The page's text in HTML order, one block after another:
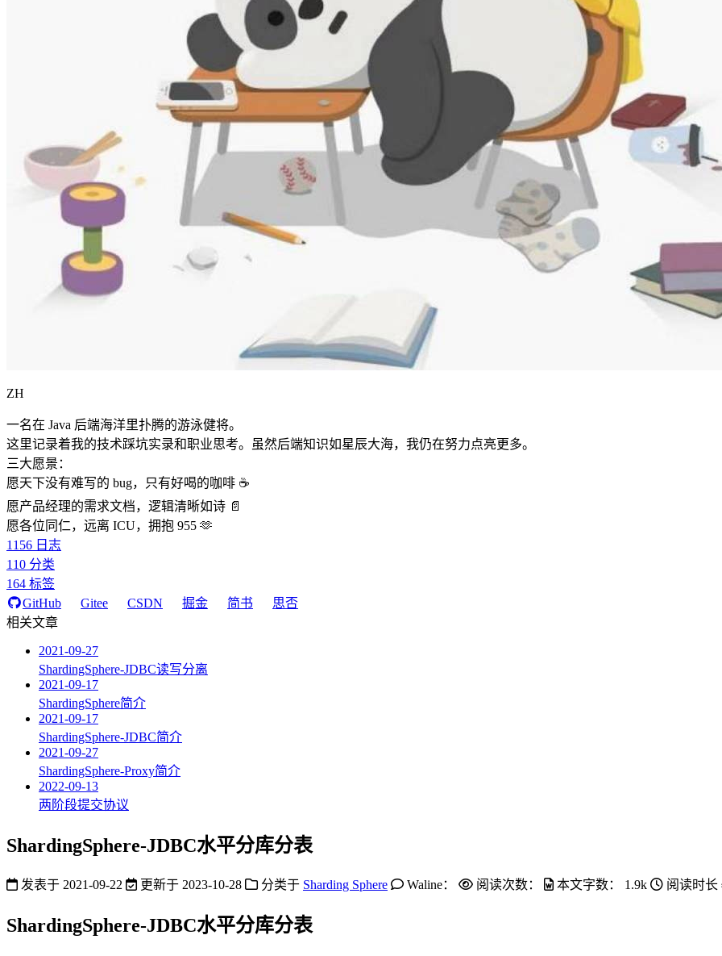
ZH
一名在 Java 后端海洋里扑腾的游泳健将。
这里记录着我的技术踩坑实录和职业思考。虽然后端知识如星辰大海，我仍在努力点亮更多。
三大愿景：
愿天下没有难写的 bug，只有好喝的咖啡 ☕️
愿产品经理的需求文档，逻辑清晰如诗 📄
愿各位同仁，远离 ICU，拥抱 955 🫶
1156 日志
110 分类
164 标签
GitHub
Gitee CSDN 掘金 简书
思否
相关文章
2021-09-27
ShardingSphere-JDBC读写分离
2021-09-17
ShardingSphere简介
2021-09-17
ShardingSphere-JDBC简介
2021-09-27
ShardingSphere-Proxy简介
2022-09-13
两阶段提交协议
ShardingSphere-JDBC水平分库分表
发表于 2021-09-22 更新于 2023-10-28 分类于 Sharding Sphere Waline： 阅读次数： 本文字数： 1.9k 阅读时长
ShardingSphere-JDBC水平分库分表